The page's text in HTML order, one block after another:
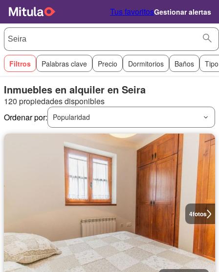
Tus favoritosGestionar alertas
Filtros Palabras clave Precio Dormitorios Baños
Inmuebles en alquiler en Seira
120 propiedades disponibles
Ordenar por:
Popularidad
4fotos